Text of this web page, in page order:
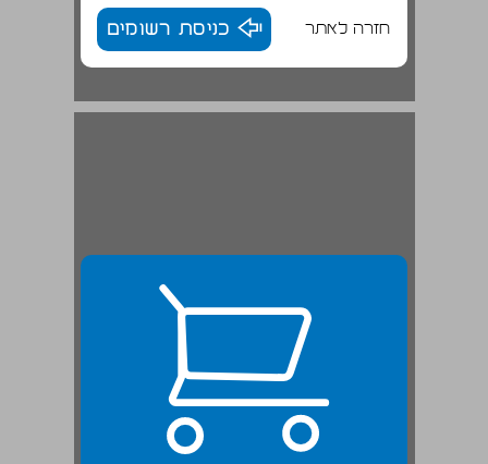
חזרה לאתר כניסת רשומים